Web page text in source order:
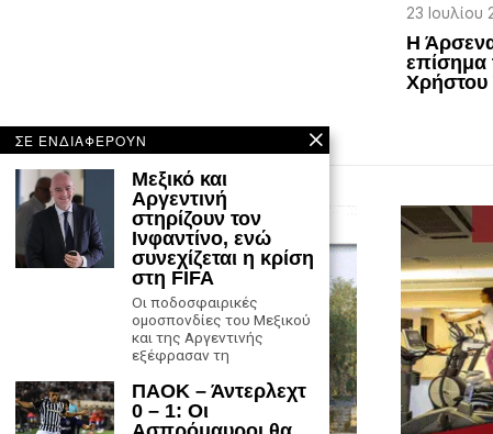
23 Ιουλίου
Η
επίσημα
Χρήστου
ΣΕ ΕΝΔΙΑΦΕΡΟΥΝ
Μεξικό και
Αργεντινή
στηρίζουν τον
Ινφαντίνο, ενώ
συνεχίζεται η κρίση
στη FIFA
Οι ποδοσφαιρικές
ομοσπονδίες του Μεξικού
και της Αργεντινής
εξέφρασαν τη
ΠΑΟΚ – Άντερλεχτ
0 – 1: Οι